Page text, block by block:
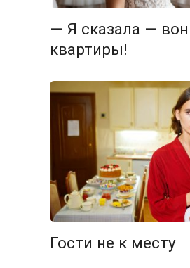
— Я сказала —
квартиры!
Гости не к месту